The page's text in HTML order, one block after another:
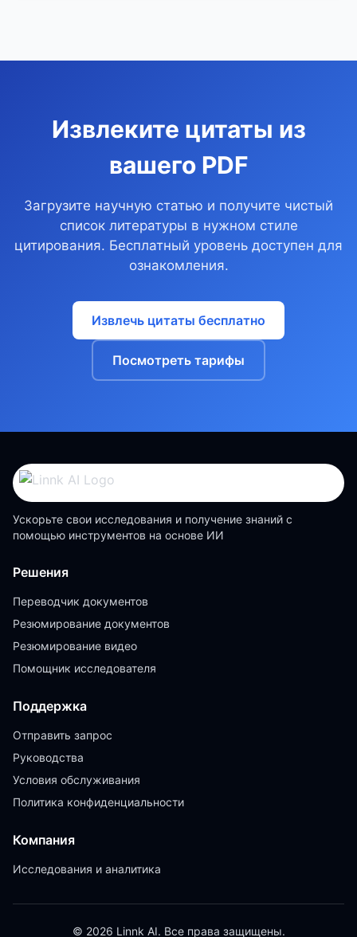
Извлеките цитаты из
вашего PDF
Загрузите научную статью и получите чистый
список литературы в нужном стиле
цитирования. Бесплатный уровень доступен для
ознакомления.
Извлечь цитаты бесплатно
Посмотреть тарифы
Ускорьте свои исследования и получение знаний с
помощью инструментов на основе ИИ
Решения
Переводчик документов
Резюмирование документов
Резюмирование видео
Помощник исследователя
Поддержка
Отправить запрос
Руководства
Условия обслуживания
Политика конфиденциальности
Компания
Исследования и аналитика
© 2026 Linnk AI. Все права защищены.